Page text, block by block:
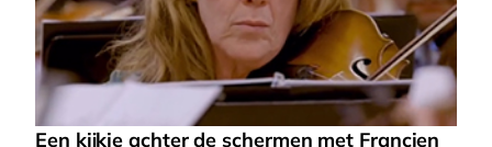
Een kijkje achter de schermen met Francien